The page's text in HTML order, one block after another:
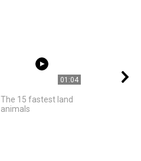
01:04
The 15 fastest land
animals